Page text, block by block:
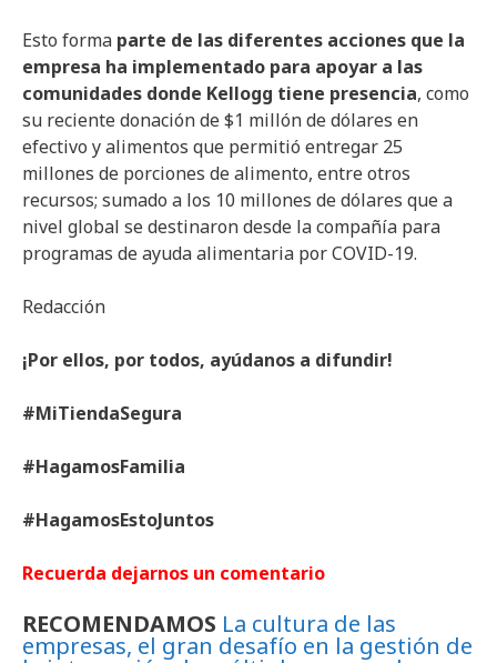
Esto forma parte de las diferentes acciones que la
empresa ha implementado para apoyar a las
comunidades donde Kellogg tiene presencia, como
su reciente donación de $1 millón de dólares en
efectivo y alimentos que permitió entregar 25
millones de porciones de alimento, entre otros
recursos; sumado a los 10 millones de dólares que a
nivel global se destinaron desde la compañía para
programas de ayuda alimentaria por COVID-19.
Redacción
¡Por ellos, por todos, ayúdanos a difundir!
#MiTiendaSegura
#HagamosFamilia
#HagamosEstoJuntos
Recuerda dejarnos un comentario
RECOMENDAMOS La cultura de las
empresas, el gran desafío en la gestión de